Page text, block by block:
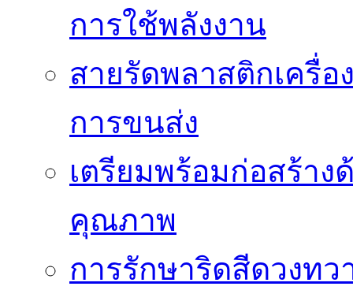
การใช้พลังงาน
สายรัดพลาสติกเครื่
การขนส่ง
เตรียมพร้อมก่อสร้า
คุณภาพ
การรักษาริดสีดวงทว